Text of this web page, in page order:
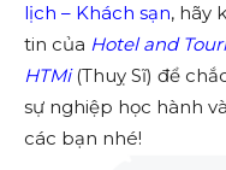
lịch – Khách sạn, hãy
tin của Hotel and
HTMi(Thuỵ Sĩ) để
sự nghiệp học hành
các bạn nhé!